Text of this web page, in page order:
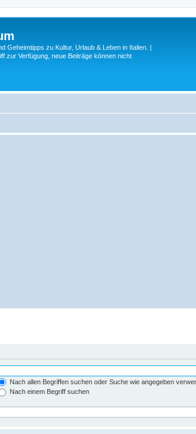
Geheimtipps zu Kultur, Urlaub & Leben in Italien. |
zur Verfügung, neue Beiträge können nicht
Nach allen Begriffen suchen oder Suche wie angegeben
Nach einem Begriff suchen